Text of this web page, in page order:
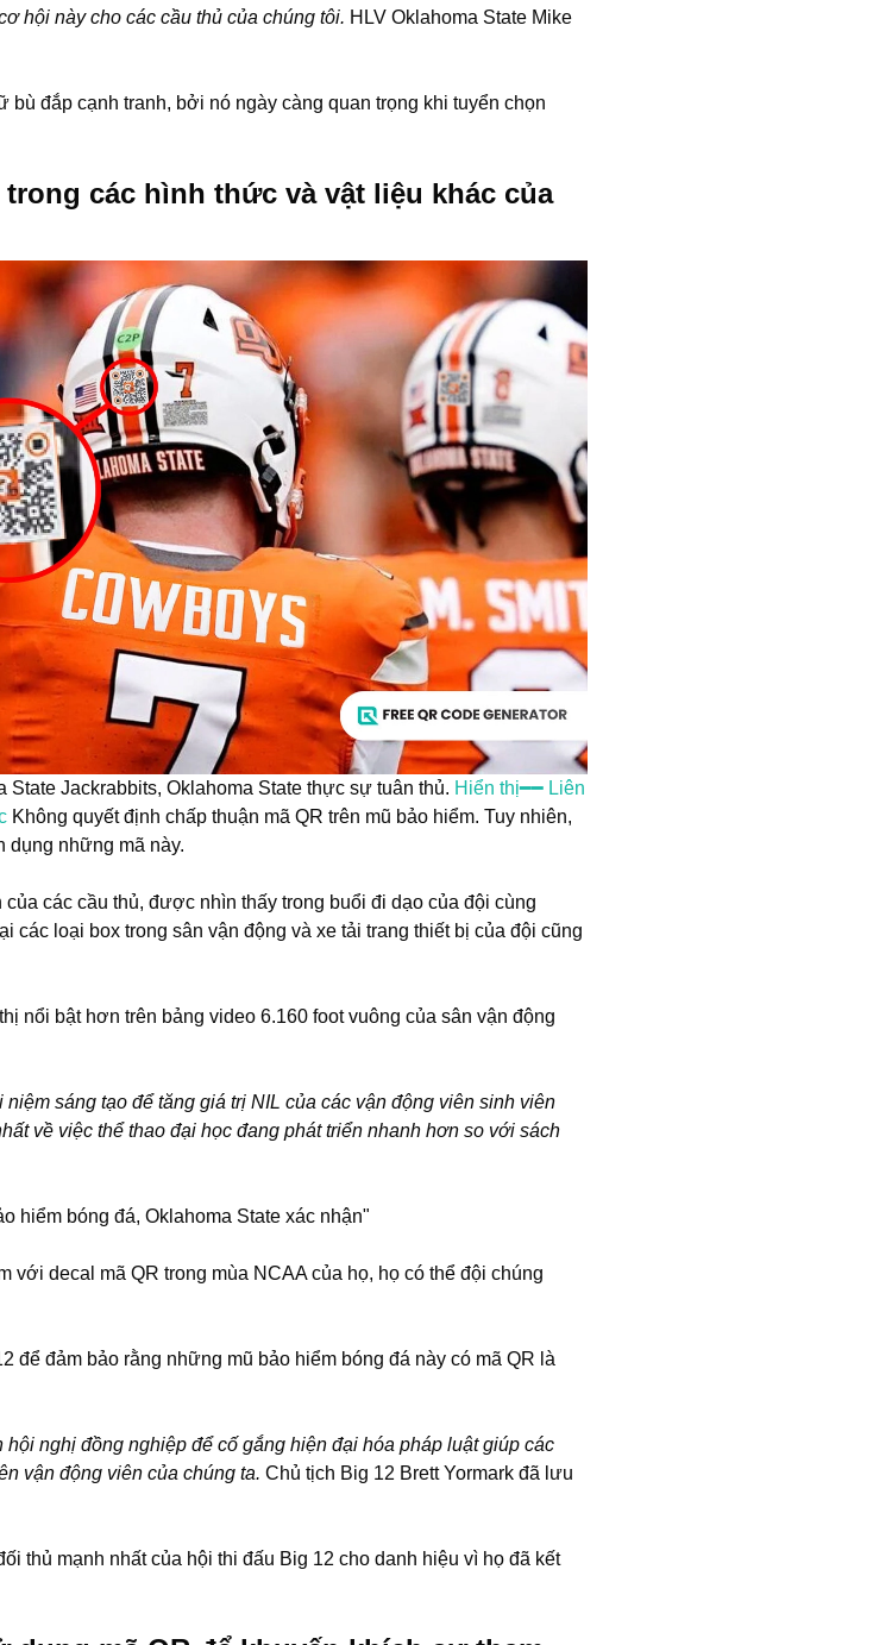
hội này cho các cầu thủ của chúng tôi. HLV Oklahoma State Mike
đắp cạnh tranh, bởi nó ngày càng quan trọng khi tuyển chọn
các hình thức và vật liệu khác của
Jackrabbits, Oklahoma State thực sự tuân thủ. Hiển thị━━ Liên
Không quyết định chấp thuận mã QR trên mũ bảo hiểm. Tuy nhiên,
dụng những mã này.
các cầu thủ, được nhìn thấy trong buổi đi dạo của đội cùng
các loại box trong sân vận động và xe tải trang thiết bị của đội cũng
nổi bật hơn trên bảng video 6.160 foot vuông của sân vận động
sáng tạo để tăng giá trị NIL của các vận động viên sinh viên
về việc thể thao đại học đang phát triển nhanh hơn so với sách
hiểm bóng đá, Oklahoma State xác nhận"
với decal mã QR trong mùa NCAA của họ, họ có thể đội chúng
để đảm bảo rằng những mũ bảo hiểm bóng đá này có mã QR là
nghị đồng nghiệp để cố gắng hiện đại hóa pháp luật giúp các
vận động viên của chúng ta. Chủ tịch Big 12 Brett Yormark đã lưu
thủ mạnh nhất của hội thi đấu Big 12 cho danh hiệu vì họ đã kết